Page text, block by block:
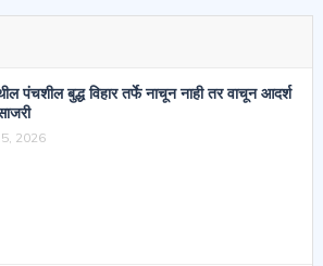
पंचशील बुद्ध विहार तर्फे नाचून नाही तर वाचून आदर्श
2026